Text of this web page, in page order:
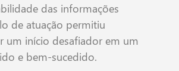
das informações
de atuação permitiu
um início desafiador em um
e bem-sucedido.